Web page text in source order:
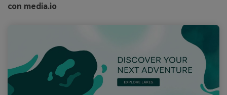
con media.io